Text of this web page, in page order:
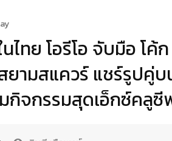
ไทย โอรีโอ จับมือ โ
ยามสแควร์ แชร์รูปคู่
กิจกรรมสุดเอ็กซ์คลูซี